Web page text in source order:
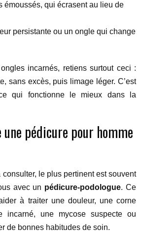
émoussés, qui écrasent au lieu de
persistante ou un ongle qui change
incarnés, retiens surtout ceci :
sans excès, puis limage léger. C’est
qui fonctionne le mieux dans la
pédicure pour homme
le plus pertinent est souvent
avec un pédicure-podologue. Ce
à traiter une douleur, une corne
incarné, une mycose suspecte ou
de bonnes habitudes de soin.